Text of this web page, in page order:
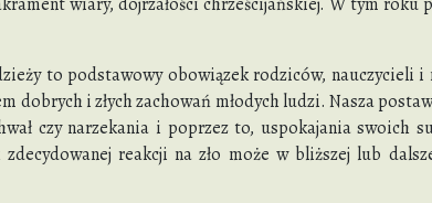
to podstawowy obowiązek rodziców, nauczycieli
dobrych i złych zachowań młodych ludzi. Nasza
czy narzekania i poprzez to, uspokajania swoich
reakcji na zło może w bliższej lub